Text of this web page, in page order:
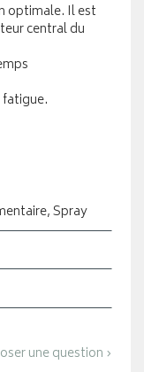
optimale. Il est
central du
Spray
une question ›